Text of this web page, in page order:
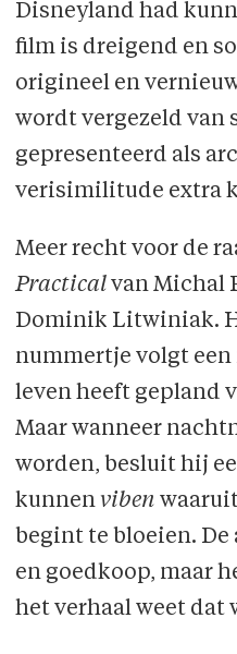
Disneyland had
film is dreigend en
origineel en
wordt vergezeld van
gepresenteerd als
verisimilitude extra
Meer recht voor de
Practicalvan Michal
Dominik Litwiniak.
nummertje volgt
leven heeft gepland
Maar wanneer
worden, besluit hij
kunnen viben
begint te bloeien.
en goedkoop, maar
het verhaal weet dat